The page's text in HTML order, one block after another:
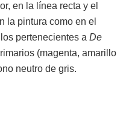
en la línea recta y el
la pintura como en el
pertenecientes a De
(magenta, amarillo
neutro de gris.